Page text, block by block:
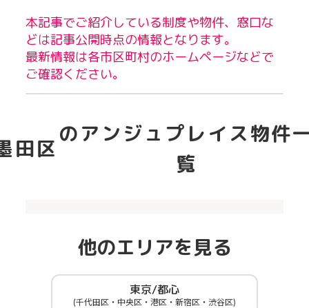
本記事でご紹介している制度や物件、窓口な
どは記事公開時点の情報となります。
最新情報は各市区町村のホームページなどで
ご確認ください。
田区
のアンジュプレイス物件
覧
他のエリアを見る
東京/都心
(千代田区・中央区・港区・新宿区・渋谷区)